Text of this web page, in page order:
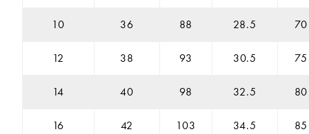
10 36 88 28.5 70
12 38 93 30.5 75
14 40 98 32.5 80
16 42 103 34.5 85